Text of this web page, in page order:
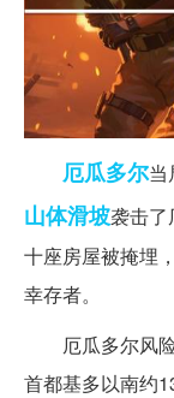
厄瓜多尔当
山体滑坡袭击
十座房屋被掩埋
幸存者。
厄瓜多尔风险
首都基多以南约